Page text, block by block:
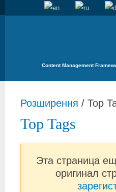
Content Management
Розширення / Top
Top Tags
Эта страница
оригинал